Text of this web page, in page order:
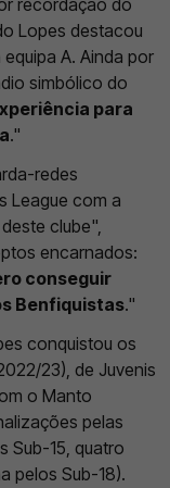
recordação do
Lopes destacou
A. Ainda por
simbólico do
para
."
redes
League com a
clube",
encarnados:
conseguir
Benfiquistas."
conquistou os
23), de Juvenis
o Manto
pelas
Sub-15, quatro
pelos Sub-18).